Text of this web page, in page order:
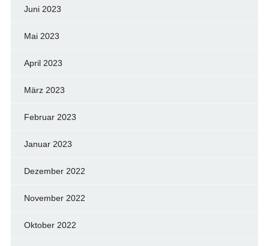
Juni 2023
Mai 2023
April 2023
März 2023
Februar 2023
Januar 2023
Dezember 2022
November 2022
Oktober 2022